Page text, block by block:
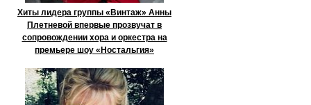
Хиты лидера группы «Винтаж» Анны
Плетневой впервые прозвучат в
сопровождении хора и оркестра на
премьере шоу «Ностальгия»